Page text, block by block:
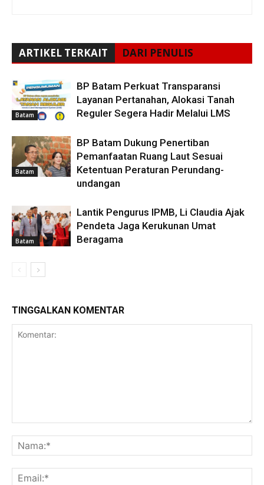
ARTIKEL TERKAIT DARI PENULIS
Batam
BP Batam Perkuat Transparansi
Layanan Pertanahan, Alokasi Tanah
Reguler Segera Hadir Melalui LMS
Batam
BP Batam Dukung Penertiban
Pemanfaatan Ruang Laut Sesuai
Ketentuan Peraturan Perundang-
undangan
Batam
Lantik Pengurus IPMB, Li Claudia Ajak
Pendeta Jaga Kerukunan Umat
Beragama
TINGGALKAN KOMENTAR